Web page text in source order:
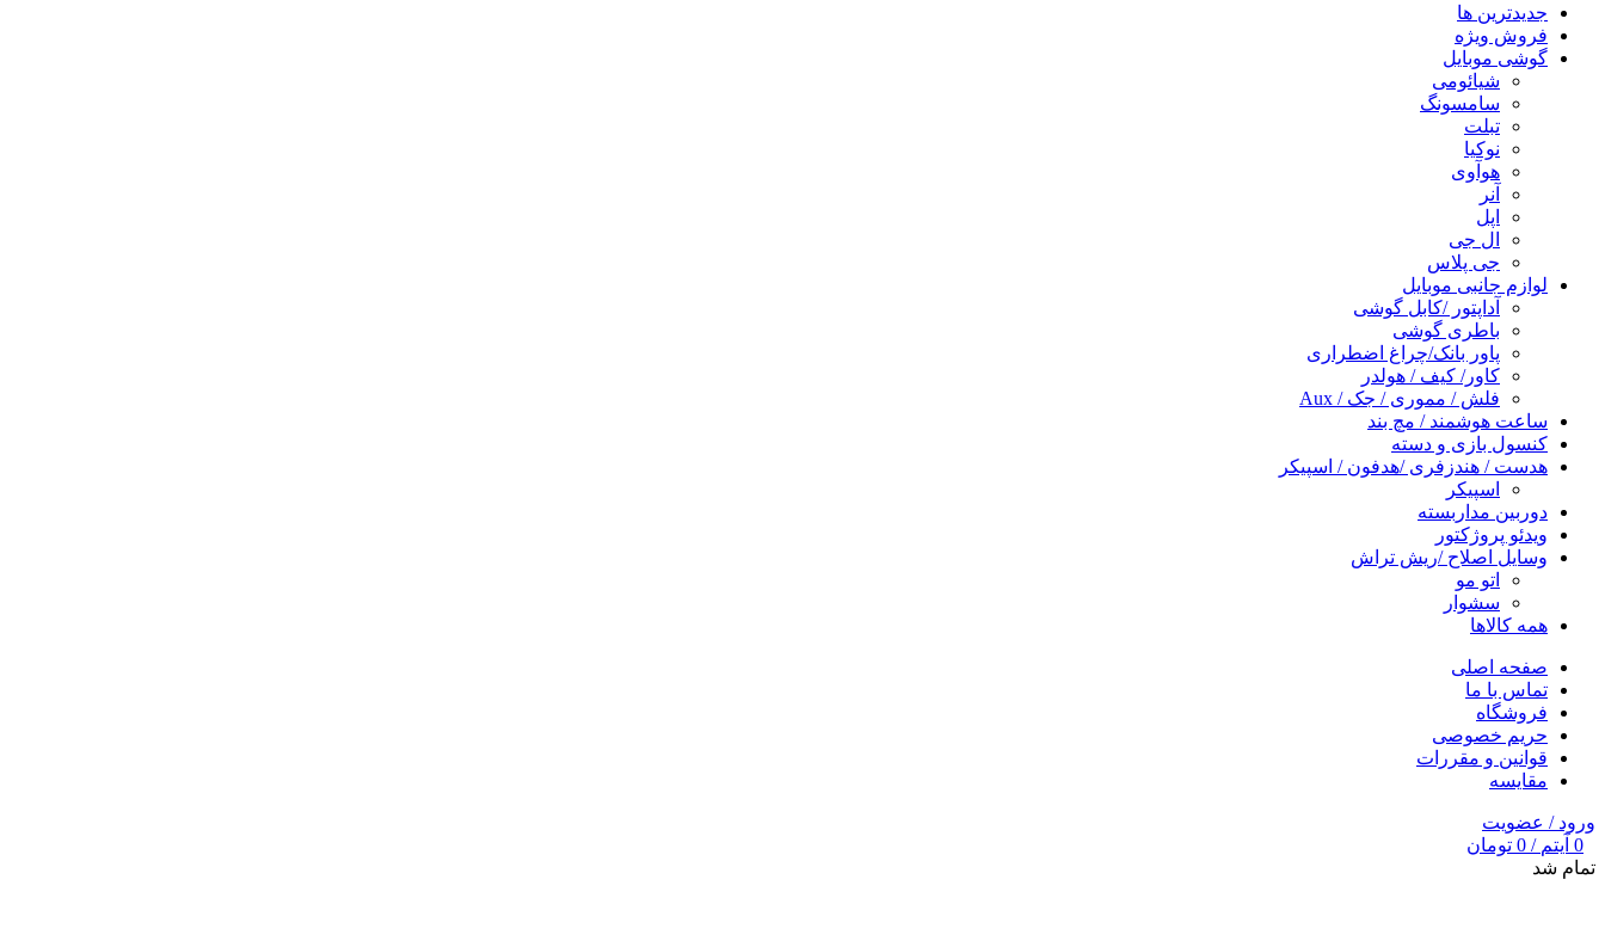
جدیدترین ها
فروش ویژه
گوشی موبایل
شیائومی
سامسونگ
تبلت
نوکیا
هوآوی
آنر
اپل
ال جی
جی پلاس
لوازم جانبی موبایل
آداپتور /کابل گوشی
باطری گوشی
پاور بانک/چراغ اضطراری
کاور/ کیف / هولدر
فلش / مموری / جک / Aux
ساعت هوشمند / مچ بند
کنسول بازی و دسته
هدست / هندزفری /هدفون / اسپیکر
اسپیکر
دوربین مداربسته
ویدئو پروژکتور
وسایل اصلاح /ریش تراش
اتو مو
سشوار
همه کالاها
صفحه اصلی
تماس با ما
فروشگاه
حریم خصوصی
قوانین و مقررات
مقایسه
ورود / عضویت
0 آیتم /
0 تومان
تمام شد